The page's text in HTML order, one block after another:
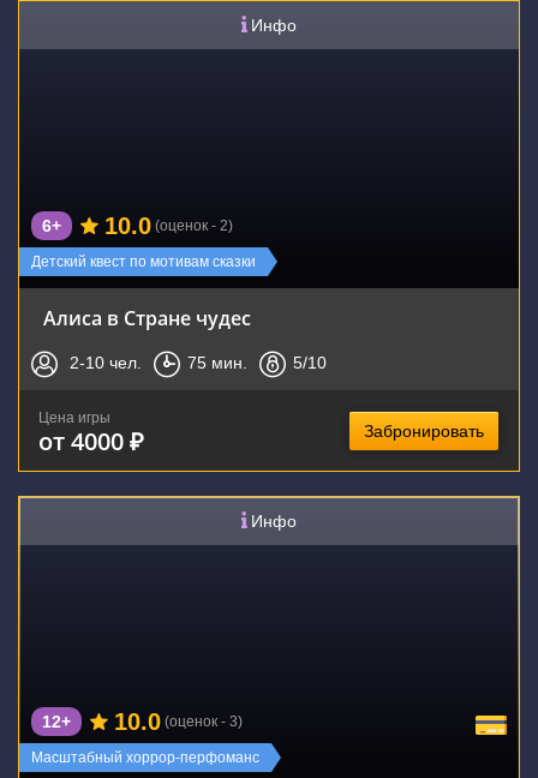
Инфо
Детский квест по мотивам сказки
6+ 10.0 (оценок - 2)
Алиса в Стране чудес
2-10 чел. 75 мин. 5/10
Цена игры
от 4000 ₽ Забронировать
Инфо
Новинка
Масштабный хоррор-перфоманс
12+ 10.0 (оценок - 3)